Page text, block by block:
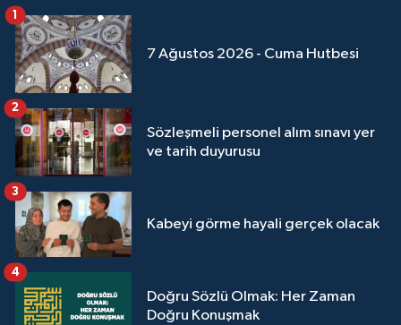
7 Ağustos 2026 - Cuma Hutbesi
1
Sözleşmeli personel alım sınavı yer
ve tarih duyurusu
2
Kabeyi görme hayali gerçek olacak
3
Doğru Sözlü Olmak: Her Zaman
Doğru Konuşmak
4